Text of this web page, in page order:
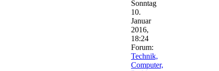
Sonntag
10.
Januar
2016,
18:24
Forum:
Technik,
Computer,